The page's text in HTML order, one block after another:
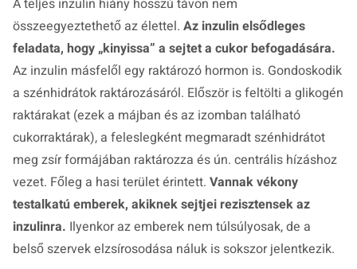
A teljes inzulin hiány hosszú távon nem
összeegyeztethető az élettel. Az inzulin elsődleges
feladata, hogy „kinyissa” a sejtet a cukor befogadására.
Az inzulin másfelől egy raktározó hormon is. Gondoskodik
a szénhidrátok raktározásáról. Először is feltölti a glikogén
raktárakat (ezek a májban és az izomban található
cukorraktárak), a feleslegként megmaradt szénhidrátot
meg zsír formájában raktározza és ún. centrális hízáshoz
vezet. Főleg a hasi terület érintett. Vannak vékony
testalkatú emberek, akiknek sejtjei rezisztensek az
inzulinra. Ilyenkor az emberek nem túlsúlyosak, de a
belső szervek elzsírosodása náluk is sokszor jelentkezik.